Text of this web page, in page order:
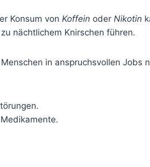
Konsum von Koffein oder Nikotin
nächtlichem Knirschen führen.
in anspruchsvollen